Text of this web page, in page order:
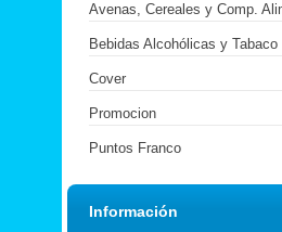
Avenas, Cereales y Comp.
Bebidas Alcohólicas y Tabaco
Cover
Promocion
Puntos Franco
Información